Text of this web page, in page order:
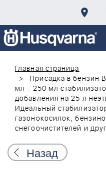
Главная страница
Присадка в бензин
мл - 250 мл
добавления на 25 л
Идеальный
газонокосилок,
снегоочистителей и
Назад